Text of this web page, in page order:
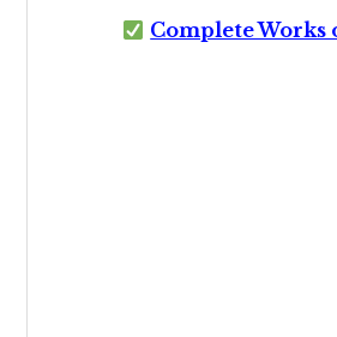
Complete Works